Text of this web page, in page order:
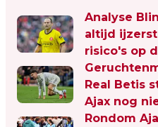
Analyse
altijd
risico's op
Real Betis
Ajax nog
Rondom